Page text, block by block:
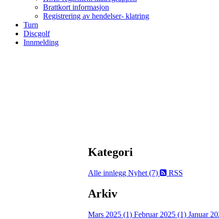
Brattkort informasjon
Registrering av hendelser- klatring
Turn
Discgolf
Innmelding
Kategori
Alle innlegg Nyhet (7) RSS
Arkiv
Mars 2025 (1) Februar 2025 (1) Januar